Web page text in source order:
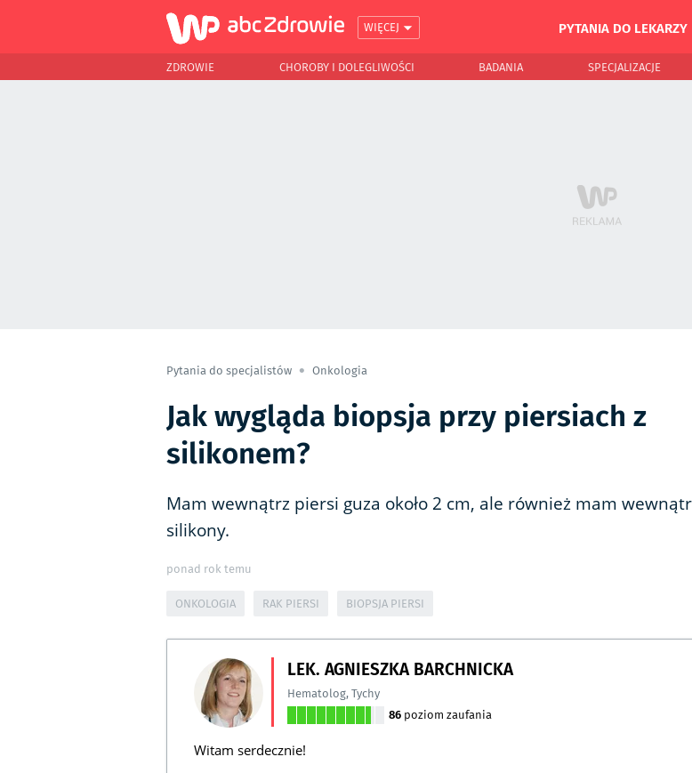
WIĘCEJ PYTANIA DO LEKARZY
ZDROWIE CHOROBY I DOLEGLIWOŚCI BADANIA SPECJALIZACJE
Pytania do specjalistów Onkologia
Jak wygląda biopsja przy piersiach z
silikonem?
Mam wewnątrz piersi guza około 2 cm, ale również mam
silikony.
ponad rok temu
ONKOLOGIA RAK PIERSI BIOPSJA PIERSI
LEK. AGNIESZKA BARCHNICKA
Hematolog,Tychy
86 poziom zaufania
Witam serdecznie!